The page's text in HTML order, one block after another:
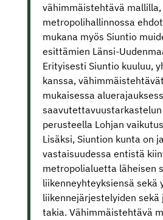
vähimmäistehtävä
metropolihallinnossa
mukana myös Siuntio
esittämien Länsi-
Erityisesti Siuntio kuuluu,
kanssa,
mukaisessa
saavutettavuustarkastelun
perusteella Lohjan
Lisäksi, Siuntion kunta on
vastaisuudessa entistä
metropolialuetta läheisen
liikenneyhteyksiensä sekä
liikennejärjestelyiden
takia. Vähimmäistehtävä